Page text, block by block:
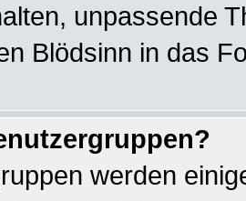
unpassende
Blödsinn in das
werden